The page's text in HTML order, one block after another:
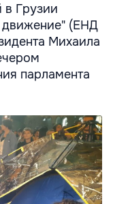
Грузии
движение" (ЕНД
Михаила
парламента